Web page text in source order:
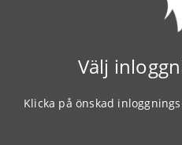
Välj
Klicka på önskad